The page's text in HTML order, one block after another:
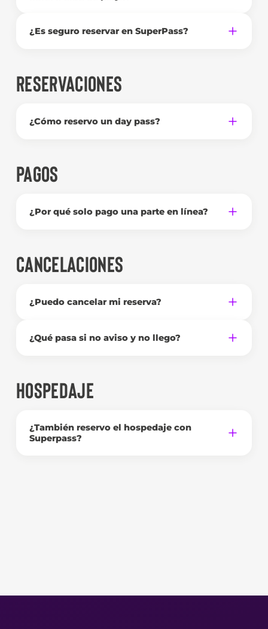
¿Es seguro reservar en SuperPass?
RESERVACIONES
¿Cómo reservo un day pass?
PAGOS
¿Por qué solo pago una parte en línea?
CANCELACIONES
¿Puedo cancelar mi reserva?
¿Qué pasa si no aviso y no llego?
HOSPEDAJE
¿También reservo el hospedaje con
Superpass?